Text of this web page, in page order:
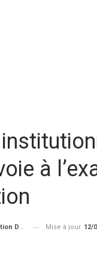
à
Mise à jour 12/